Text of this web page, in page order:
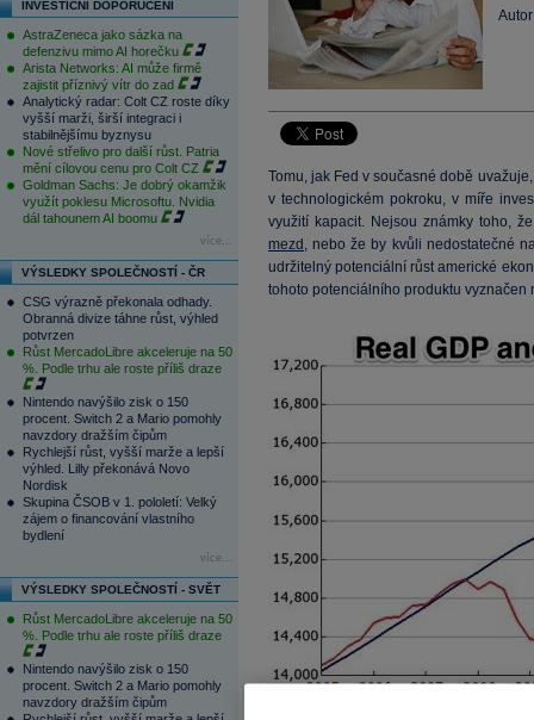
INVESTIČNÍ DOPORUČENÍ
AstraZeneca jako sázka na
defenzivu mimo AI horečku
Arista Networks: AI může firmě
zajistit příznivý vítr do zad
Analytický radar: Colt CZ roste díky
vyšší marži, širší integraci i
stabilnějšímu byznysu
Nové střelivo pro další růst. Patria
mění cílovou cenu pro Colt CZ
Goldman Sachs: Je dobrý okamžik
využít poklesu Microsoftu. Nvidia
dál tahounem AI boomu
více...
VÝSLEDKY SPOLEČNOSTÍ - ČR
CSG výrazně překonala odhady.
Obranná divize táhne růst, výhled
potvrzen
Růst MercadoLibre akceleruje na 50
%. Podle trhu ale roste příliš draze
Nintendo navýšilo zisk o 150
procent. Switch 2 a Mario pomohly
navzdory dražším čipům
Rychlejší růst, vyšší marže a lepší
výhled. Lilly překonává Novo
Nordisk
Skupina ČSOB v 1. pololetí: Velký
zájem o financování vlastního
bydlení
více...
VÝSLEDKY SPOLEČNOSTÍ - SVĚT
Růst MercadoLibre akceleruje na 50
%. Podle trhu ale roste příliš draze
Nintendo navýšilo zisk o 150
procent. Switch 2 a Mario pomohly
navzdory dražším čipům
Tomu, jak Fed v současné době
v technologickém pokroku, v míře
využití kapacit. Nejsou známky toho,
mezd , nebo že by kvůli nedostatečné
udržitelný potenciální růst americké
tohoto potenciálního produktu